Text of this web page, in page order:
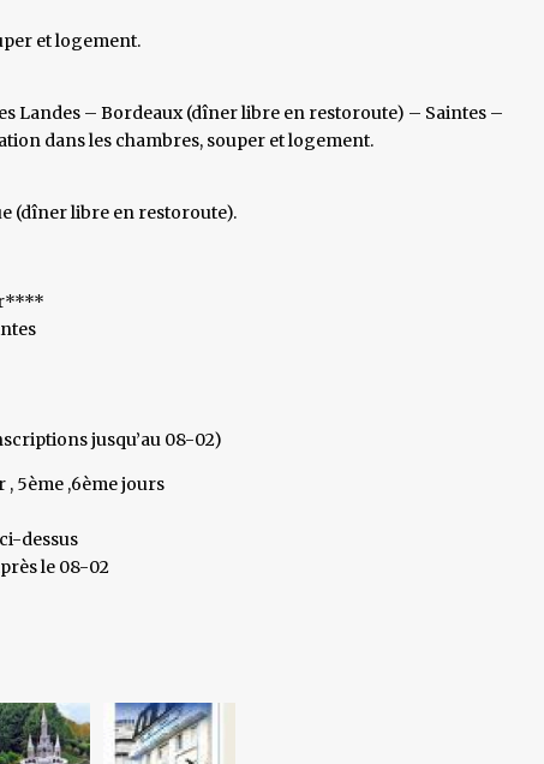
et logement.
Landes – Bordeaux (dîner libre en restoroute) – Saintes –
dans les chambres, souper et logement.
(dîner libre en restoroute).
jusqu’au 08-02)
, 5ème ,6ème jours
dessus
le 08-02